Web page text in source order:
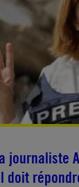
journaliste
doit